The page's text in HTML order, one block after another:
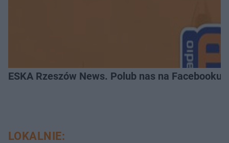
ESKA Rzeszów News. Polub nas na Facebooku!
LOKALNIE: